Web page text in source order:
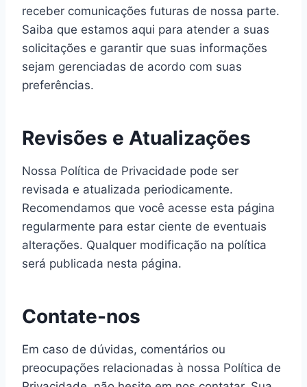
receber comunicações futuras de nossa parte.
Saiba que estamos aqui para atender a suas
solicitações e garantir que suas informações
sejam gerenciadas de acordo com suas
preferências.
Revisões e Atualizações
Nossa Política de Privacidade pode ser
revisada e atualizada periodicamente.
Recomendamos que você acesse esta página
regularmente para estar ciente de eventuais
alterações. Qualquer modificação na política
será publicada nesta página.
Contate-nos
Em caso de dúvidas, comentários ou
preocupações relacionadas à nossa Política de